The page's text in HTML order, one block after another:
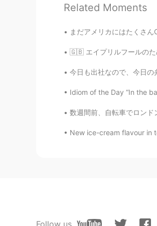
Shizuko
Justin
@Shizuko
I
maybe
Shizuko
@Mari あるよ！
Related Moments
まだアメリカにはたくさんCoronaがあります
🇬🇧 エイプリルフールのために
今日も出社なので、今日の弁当です。😎 ジムに行
Idiom of the Day “In the
数週間前、自転車でロンドンからアムステルダム
New ice-cream flavour
Follow us